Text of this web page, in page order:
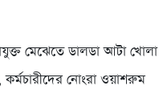
মেঝেতে ডালডা আটা খোলা
কর্মচারীদের নোংরা ওয়াশরুম